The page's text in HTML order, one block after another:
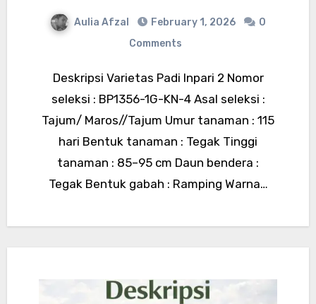
Aulia Afzal February 1, 2026
0
Comments
Deskripsi Varietas Padi Inpari 2 Nomor
seleksi : BP1356-1G-KN-4 Asal seleksi :
Tajum/ Maros//Tajum Umur tanaman : 115
hari Bentuk tanaman : Tegak Tinggi
tanaman : 85–95 cm Daun bendera :
Tegak Bentuk gabah : Ramping Warna…